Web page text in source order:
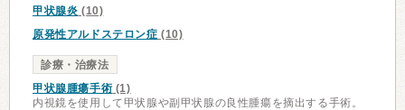
甲状腺炎 (10)
原発性アルドステロン症 (10)
診療・治療法
甲状腺腫瘍手術 (1)
内視鏡を使用して甲状腺や副甲状腺の良性腫瘍を摘出する手術。